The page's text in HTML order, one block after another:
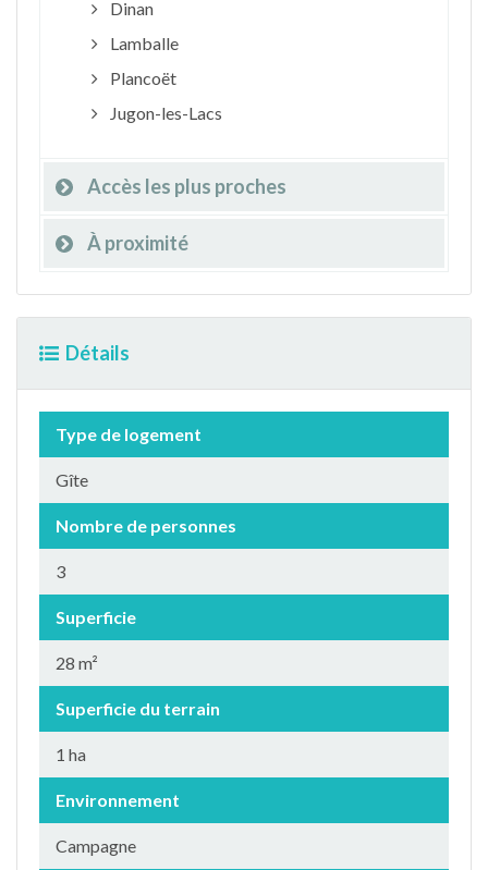
Dinan
Lamballe
Plancoët
Jugon-les-Lacs
Accès les plus proches
À proximité
Détails
Type de logement
Gîte
Nombre de personnes
3
Superficie
28 m²
Superficie du terrain
1 ha
Environnement
Campagne